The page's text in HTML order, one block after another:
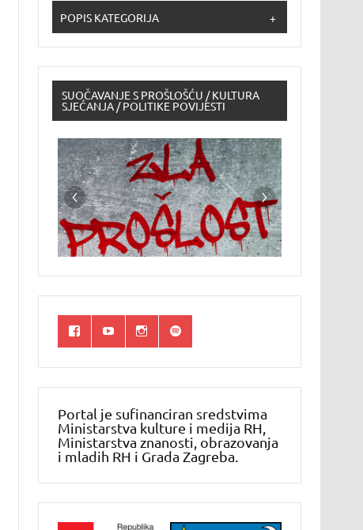
POPIS KATEGORIJA +
SUOČAVANJE S PROŠLOŠĆU / KULTURA
SJEĆANJA / POLITIKE POVIJESTI
Portal je sufinanciran sredstvima
Ministarstva kulture i medija RH,
Ministarstva znanosti, obrazovanja
i mladih RH i Grada Zagreba.